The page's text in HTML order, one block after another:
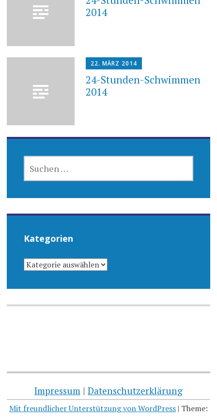
2014
22. MÄRZ 2014
24-Stunden-Schwimmen
2014
NACH:
Kategorien
KATEGORIEN
Impressum | Datenschutzerklärung
Mit freundlicher Unterstützung von WordPress | Theme: